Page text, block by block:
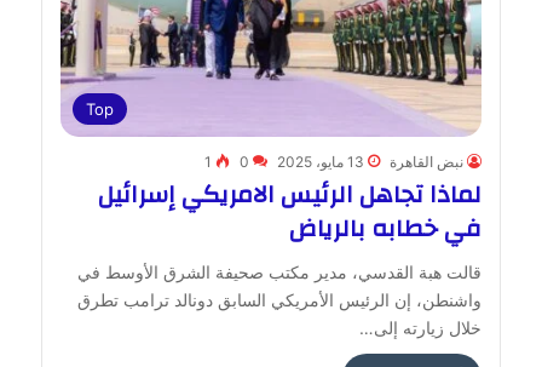
Top
نبض القاهرة 13 مايو، 2025 0
1
لماذا تجاهل الرئيس الامريكي إسرائيل
في خطابه بالرياض
قالت هبة القدسي، مدير مكتب صحيفة الشرق الأوسط في
واشنطن، إن الرئيس الأمريكي السابق دونالد ترامب تطرق
خلال زيارته إلى…